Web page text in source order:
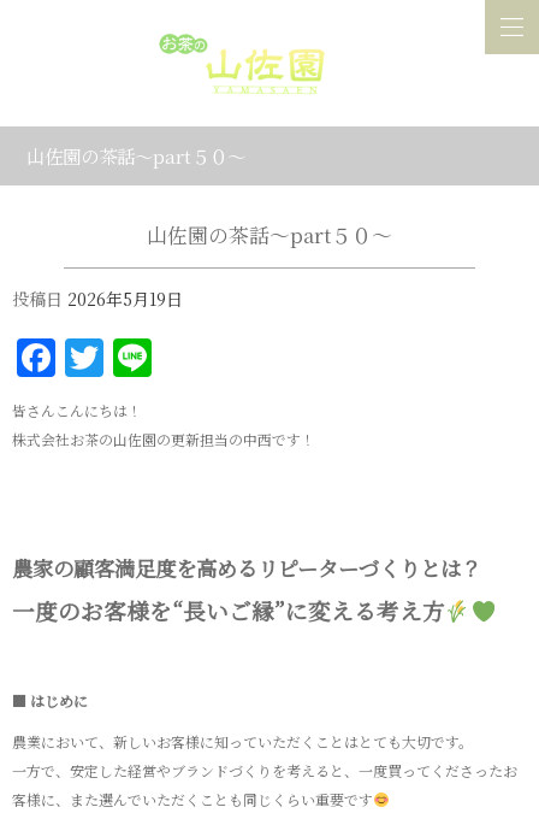
山佐園の茶話～part５０～
山佐園の茶話～part５０～
投稿日 2026年5月19日
Facebook
Twitter
皆さんこんにちは！
株式会社お茶の山佐園の更新担当の中西です！
農家の顧客満足度を高めるリピーターづくりとは？
一度のお客様を“長いご縁”に変える考え方
■ はじめに
農業において、新しいお客様に知っていただくことはとても大切です。
一方で、安定した経営やブランドづくりを考えると、一度買ってくださったお
客様に、また選んでいただくことも同じくらい重要です